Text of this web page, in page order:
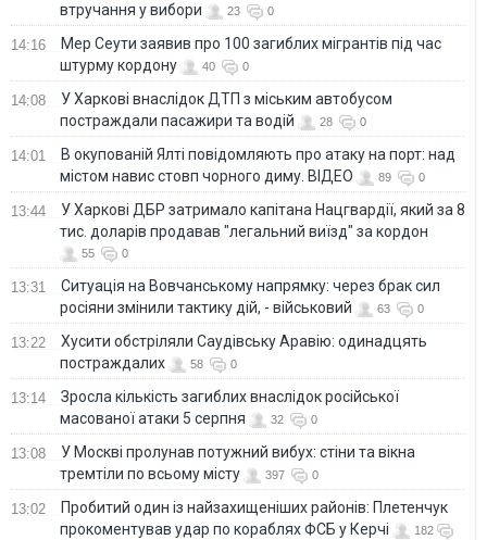
втручання у вибори 23 0
14:16
Мер Сеути заявив про 100 загиблих мігрантів під час
штурму кордону
40 0
14:08
У Харкові внаслідок ДТП з міським автобусом
постраждали пасажири та водій
28 0
14:01
В окупованій Ялті повідомляють про атаку на порт: над
містом навис стовп чорного диму. ВІДЕО
89 0
13:44
У Харкові ДБР затримало капітана Нацгвардії, який за 8
тис. доларів продавав "легальний виїзд" за кордон
55 0
13:31
Ситуація на Вовчанському напрямку: через брак сил
росіяни змінили тактику дій, - військовий
63 0
13:22
Хусити обстріляли Саудівську Аравію: одинадцять
постраждалих
58 0
13:14
Зросла кількість загиблих внаслідок російської
масованої атаки 5 серпня
32 0
13:08
У Москві пролунав потужний вибух: стіни та вікна
тремтіли по всьому місту
397 0
13:02
Пробитий один із найзахищеніших районів: Плетенчук
прокоментував удар по кораблях ФСБ у Керчі
182